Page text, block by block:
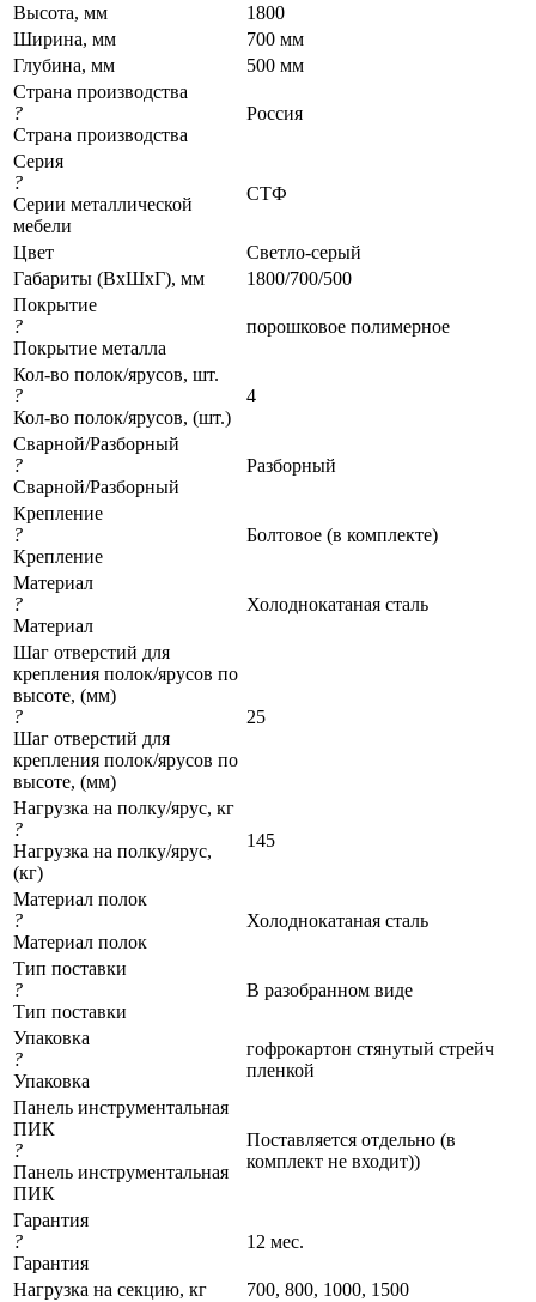
Высота, мм
1800
Ширина, мм
700 мм
Глубина, мм
500 мм
Страна производства
?
Страна производства
Россия
Серия
?
Серии металлической
мебели
СТФ
Цвет
Светло-серый
Габариты (ВхШхГ), мм
1800/700/500
Покрытие
?
Покрытие металла
порошковое полимерное
Кол-во полок/ярусов, шт.
?
Кол-во полок/ярусов, (шт.)
4
Сварной/Разборный
?
Сварной/Разборный
Разборный
Крепление
?
Крепление
Болтовое (в комплекте)
Материал
?
Материал
Холоднокатаная сталь
Шаг отверстий для
крепления полок/ярусов по
высоте, (мм)
?
Шаг отверстий для
крепления полок/ярусов по
высоте, (мм)
25
Нагрузка на полку/ярус, кг
?
Нагрузка на полку/ярус,
(кг)
145
Материал полок
?
Материал полок
Холоднокатаная сталь
Тип поставки
?
Тип поставки
В разобранном виде
Упаковка
?
Упаковка
гофрокартон стянутый стрейч
пленкой
Панель инструментальная
ПИК
?
Панель инструментальная
ПИК
Поставляется отдельно (в
комплект не входит))
Гарантия
?
Гарантия
12 мес.
Нагрузка на секцию, кг 700, 800, 1000, 1500